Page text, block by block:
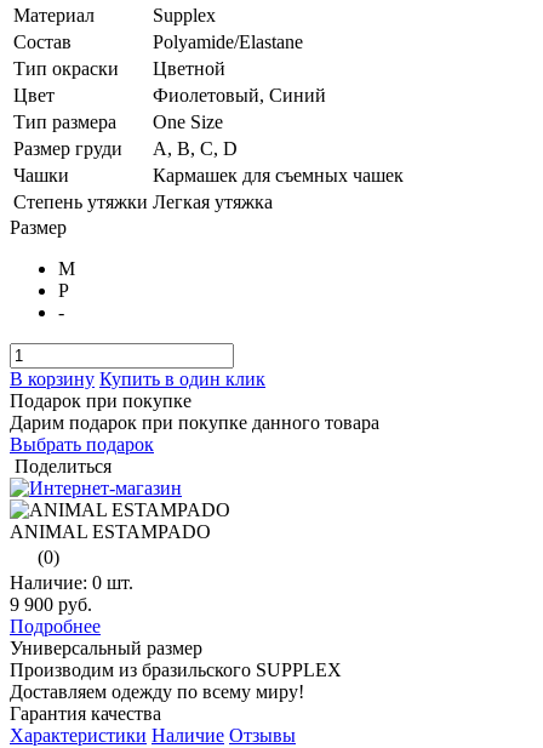
Материал
Supplex
Состав
Polyamide/Elastane
Тип окраски
Цветной
Цвет
Фиолетовый, Синий
Тип размера
One Size
Размер груди
A, B, C, D
Чашки
Кармашек для съемных чашек
Степень утяжки Легкая утяжка
Размер
M
P
-
В корзину Купить в один клик
Подарок при покупке
Дарим подарок при покупке данного товара
Выбрать подарок
Поделиться
ANIMAL ESTAMPADO
(0)
Наличие: 0 шт.
9 900 руб.
Подробнее
Универсальный размер
Производим из бразильского SUPPLEX
Доставляем одежду по всему миру!
Гарантия качества
Характеристики Наличие Отзывы